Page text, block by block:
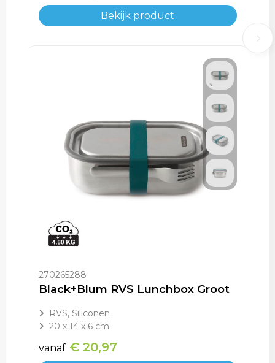
Bekijk product
270265288
Black+Blum RVS Lunchbox Groot
RVS, Siliconen
20 x 14 x 6 cm
vanaf € 20,97